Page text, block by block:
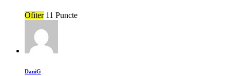
Ofiter 11 Puncte
DaniG